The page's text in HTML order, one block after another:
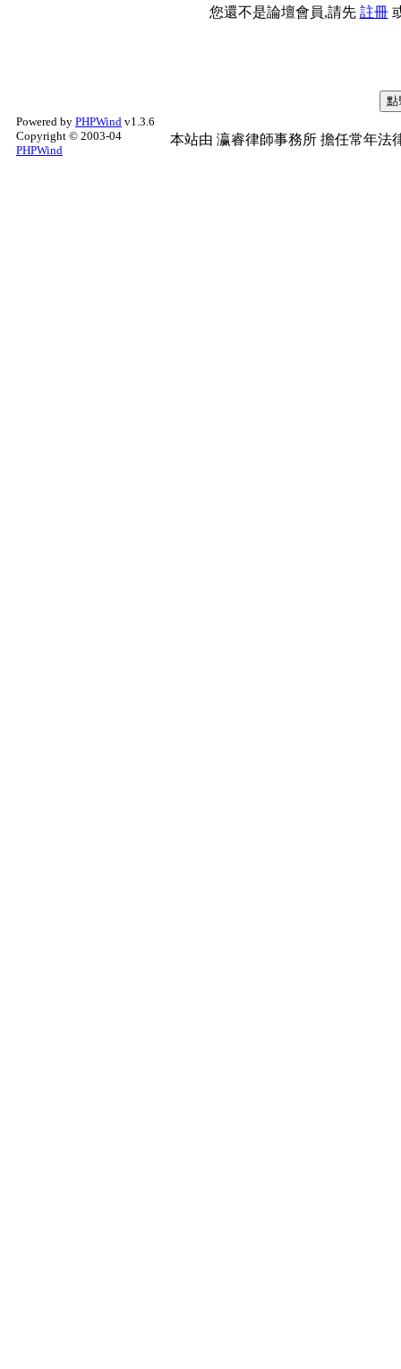
您還不是論壇會員,請先 註冊
Powered by PHPWind v1.3.6
Copyright © 2003-04
PHPWind
本站由 瀛睿律師事務所 擔任常年法